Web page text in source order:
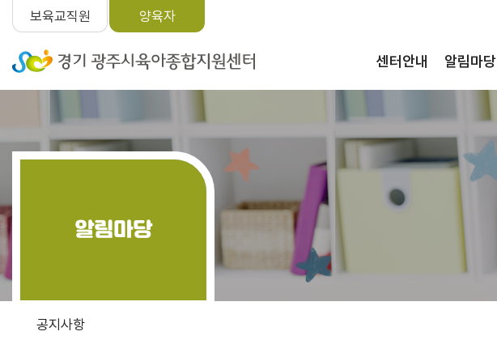
보육교직원 양육자
센터안내 알림마당
알림마당
공지사항